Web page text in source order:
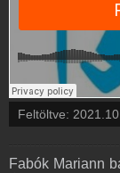
Feltöltve:
Fabók Mariann